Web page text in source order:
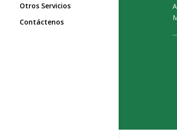
Otros Servicios
Contáctenos